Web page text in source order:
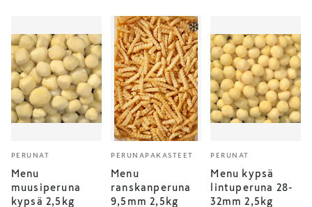
PERUNAT
Menu
muusiperuna
kypsä 2,5kg
PERUNAPAKASTEET
Menu
ranskanperuna
9,5mm 2,5kg
PERUNAT
Menu kypsä
lintuperuna 28-
32mm 2,5kg